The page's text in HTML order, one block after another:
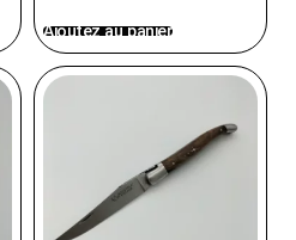
Ajoutez au panier